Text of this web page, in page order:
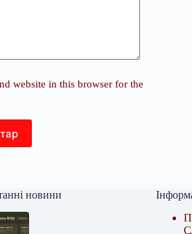
website in this browser for the
новини